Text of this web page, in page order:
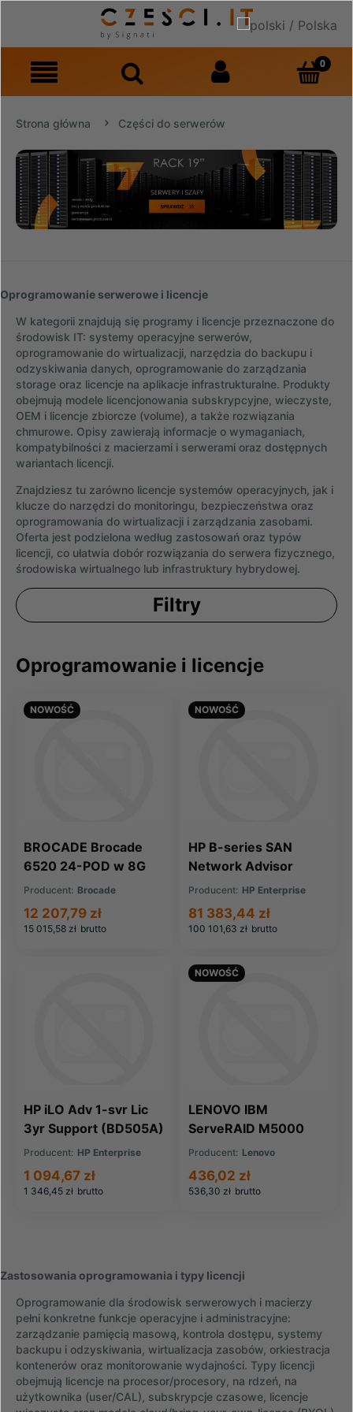
Strona główna Części do serwerów
Oprogramowanie serwerowe i licencje
W kategorii znajdują się programy i licencje przeznaczone do
środowisk IT: systemy operacyjne serwerów,
oprogramowanie do wirtualizacji, narzędzia do backupu i
odzyskiwania danych, oprogramowanie do zarządzania
storage oraz licencje na aplikacje infrastrukturalne. Produkty
obejmują modele licencjonowania subskrypcyjne, wieczyste,
OEM i licencje zbiorcze (volume), a także rozwiązania
chmurowe. Opisy zawierają informacje o wymaganiach,
kompatybilności z macierzami i serwerami oraz dostępnych
wariantach licencji.
Znajdziesz tu zarówno licencje systemów operacyjnych, jak i
klucze do narzędzi do monitoringu, bezpieczeństwa oraz
oprogramowania do wirtualizacji i zarządzania zasobami.
Oferta jest podzielona według zastosowań oraz typów
licencji, co ułatwia dobór rozwiązania do serwera fizycznego,
środowiska wirtualnego lub infrastruktury hybrydowej.
Filtry
Oprogramowanie i licencje
BROCADE Brocade
6520 24-POD w 8G
SWL SFPs (X-
Producent: Brocade
15 015,58 zł brutto
12 207,79 zł
NOWOŚĆ
HP B-series SAN
Network Advisor
Enterprise LTU
Producent: HP Enterprise
100 101,63 zł brutto
81 383,44 zł
NOWOŚĆ
HP iLO Adv 1-svr Lic
3yr Support (BD505A)
Producent: HP Enterprise
1 346,45 zł brutto
1 094,67 zł
LENOVO IBM
ServeRAID M5000
Series Advance
(46M0930)
Producent: Lenovo
536,30 zł brutto
436,02 zł
NOWOŚĆ
Zastosowania oprogramowania i typy licencji
Oprogramowanie dla środowisk serwerowych i macierzy
pełni konkretne funkcje operacyjne i administracyjne:
zarządzanie pamięcią masową, kontrola dostępu, systemy
backupu i odzyskiwania, wirtualizacja zasobów, orkiestracja
kontenerów oraz monitorowanie wydajności. Typy licencji
obejmują licencje na procesor/procesory, na rdzeń, na
użytkownika (user/CAL), subskrypcje czasowe, licencje